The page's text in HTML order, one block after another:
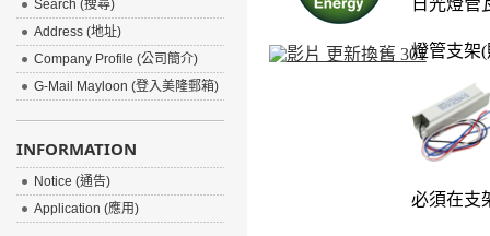
日光燈管
燈管支架(
必須在支
Search (搜尋)
Address (地址)
Company Profile (公司簡介)
G-Mail Mayloon (登入美隆郵箱)
INFORMATION
Notice (通告)
Application (應用)